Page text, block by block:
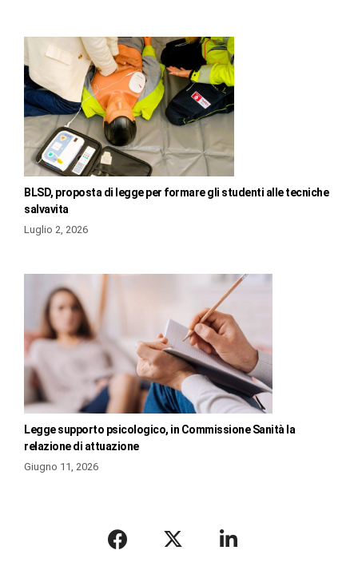
BLSD, proposta di legge per formare gli studenti alle tecniche
salvavita
Luglio 2, 2026
Legge supporto psicologico, in Commissione Sanità la
relazione di attuazione
Giugno 11, 2026